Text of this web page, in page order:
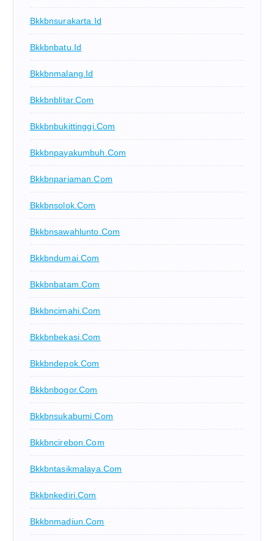
Bkkbnsurakarta.id
Bkkbnbatu.id
Bkkbnmalang.id
Bkkbnblitar.com
Bkkbnbukittinggi.com
Bkkbnpayakumbuh.com
Bkkbnpariaman.com
Bkkbnsolok.com
Bkkbnsawahlunto.com
Bkkbndumai.com
Bkkbnbatam.com
Bkkbncimahi.com
Bkkbnbekasi.com
Bkkbndepok.com
Bkkbnbogor.com
Bkkbnsukabumi.com
Bkkbncirebon.com
Bkkbntasikmalaya.com
Bkkbnkediri.com
Bkkbnmadiun.com